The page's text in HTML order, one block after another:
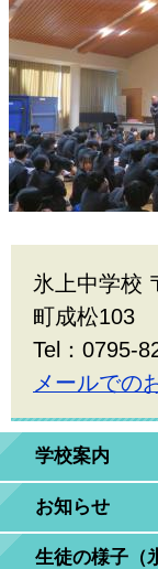
学校案内
お知らせ
生徒の様子（
氷上中学校
町成松103
Tel：0795-
メールでの